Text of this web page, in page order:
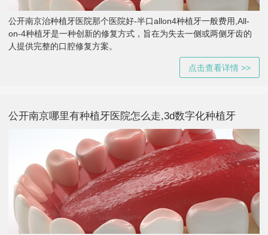
公开南京治种植牙医院那个医院好-半口allon4种植牙一般费用,All-
on-4种植牙是一种创新的修复方式，旨在为失去一侧或两侧牙齿的
人提供完整的口腔修复方案。
点击查看详情 >>
公开南京哪里有种植牙医院怎么走,3d数字化种植牙